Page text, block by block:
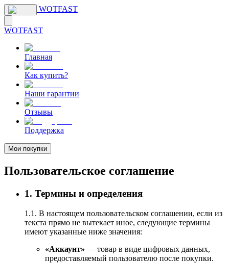
WOTFAST
WOTFAST
Главная
Как купить?
Наши гарантии
Отзывы
Поддержка
Мои покупки
Пользовательское соглашение
1. Термины и определения
1.1. В настоящем пользовательском соглашении, если из
текста прямо не вытекает иное, следующие термины
имеют указанные ниже значения:
«Аккаунт» — товар в виде цифровых данных,
предоставляемый пользователю после покупки.